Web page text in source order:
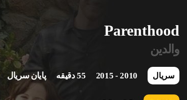
Parenthood
والدین
سریال 2010 - 2015 55 دقیقه پایان سریال